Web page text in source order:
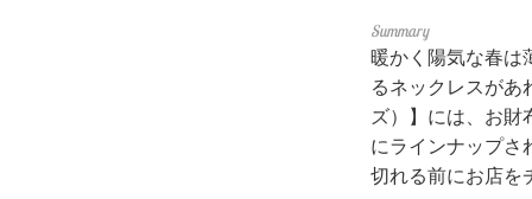
暖かく陽気な春は
るネックレスがあ
ズ）】には、お財
にラインナップさ
切れる前にお店を